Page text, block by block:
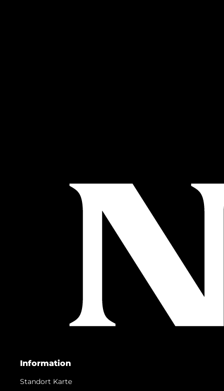
Information
Standort Karte